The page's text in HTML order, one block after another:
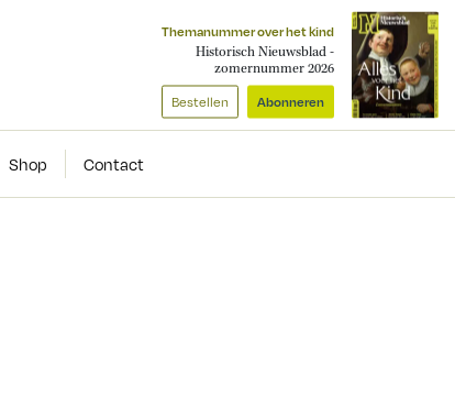
Themanummer over het kind
Historisch Nieuwsblad -
zomernummer 2026
Bestellen Abonneren
Shop Contact